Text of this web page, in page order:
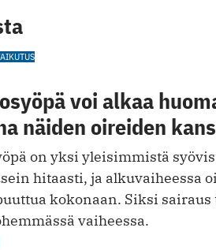
voi alkaa
näiden oireiden
on yksi yleisimmistä
hitaasti, ja alkuvaiheessa
kokonaan. Siksi
vaiheessa.